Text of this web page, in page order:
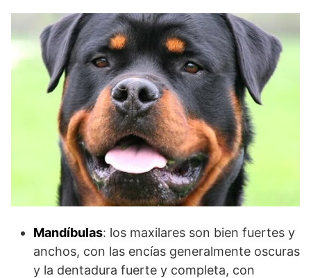
Mandíbulas: los maxilares son bien fuertes y
anchos, con las encías generalmente oscuras
y la dentadura fuerte y completa, con